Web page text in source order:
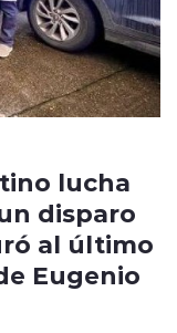
lucha
disparo
al último
Eugenio